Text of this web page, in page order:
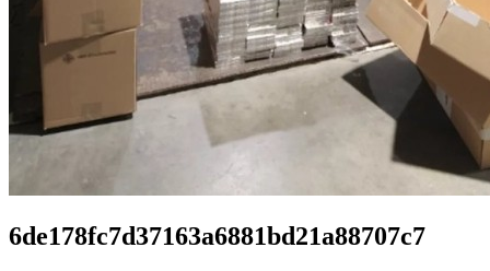
6de178fc7d37163a6881bd21a88707c7